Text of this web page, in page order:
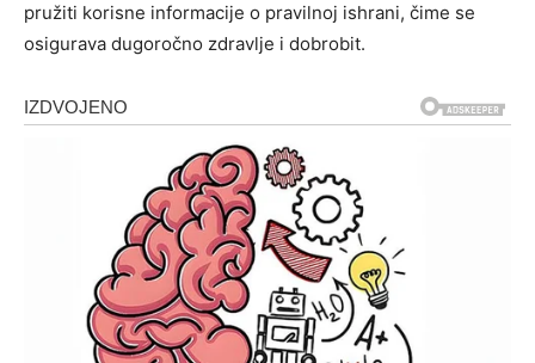
pružiti korisne informacije o pravilnoj ishrani, čime se
osigurava dugoročno zdravlje i dobrobit.